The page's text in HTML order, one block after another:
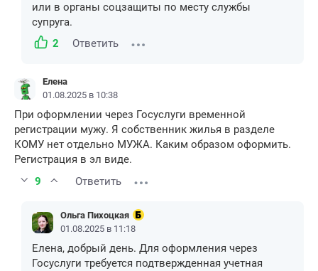
или в органы соцзащиты по месту службы
супруга.
2
Ответить
Елена
01.08.2025 в 10:38
При оформлении через Госуслуги временной
регистрации мужу. Я собственник жилья в разделе
КОМУ нет отдельно МУЖА. Каким образом оформить.
Регистрация в эл виде.
9
Ответить
Ольга Пихоцкая
01.08.2025 в 11:18
Елена, добрый день. Для оформления через
Госуслуги требуется подтвержденная учетная